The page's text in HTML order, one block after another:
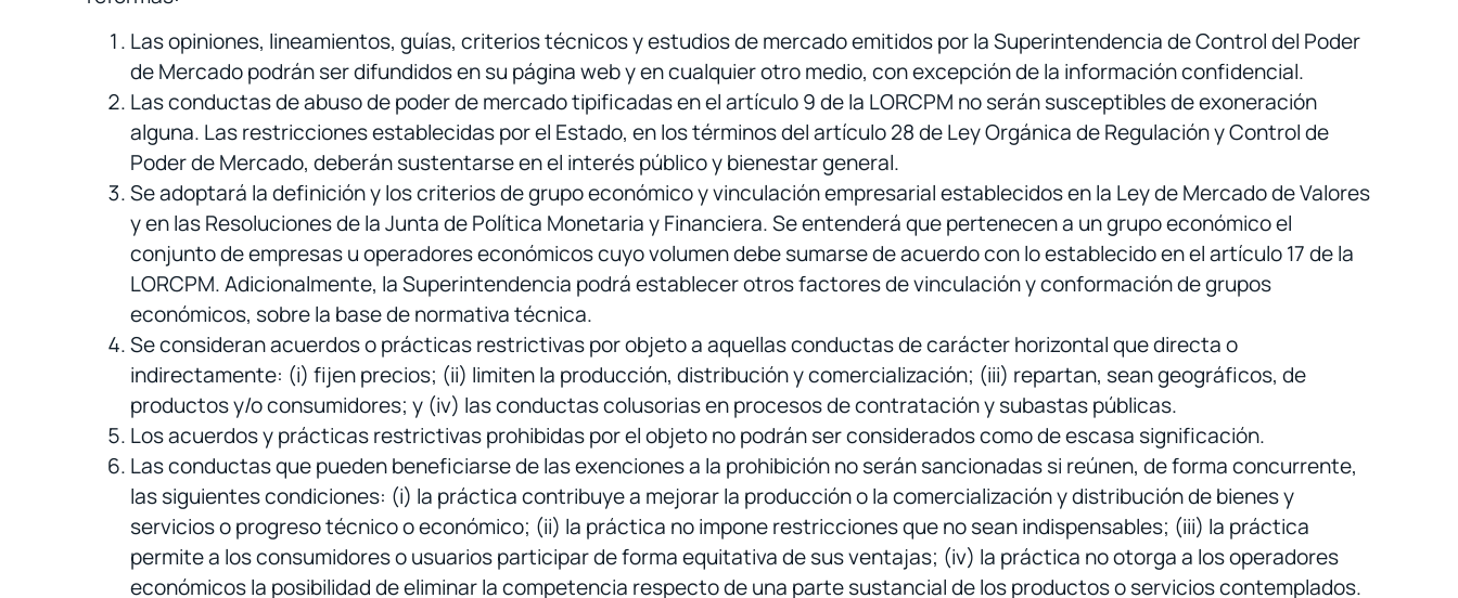
Las opiniones, lineamientos, guías, criterios técnicos y estudios de mercado emitidos por la Superintendencia de Control del Poder
de Mercado podrán ser difundidos en su página web y en cualquier otro medio, con excepción de la información confidencial.
Las conductas de abuso de poder de mercado tipificadas en el artículo 9 de la LORCPM no serán susceptibles de exoneración
alguna. Las restricciones establecidas por el Estado, en los términos del artículo 28 de Ley Orgánica de Regulación y Control de
Poder de Mercado, deberán sustentarse en el interés público y bienestar general.
Se adoptará la definición y los criterios de grupo económico y vinculación empresarial establecidos en la Ley de Mercado de Valores
y en las Resoluciones de la Junta de Política Monetaria y Financiera. Se entenderá que pertenecen a un grupo económico el
conjunto de empresas u operadores económicos cuyo volumen debe sumarse de acuerdo con lo establecido en el artículo 17 de la
LORCPM. Adicionalmente, la Superintendencia podrá establecer otros factores de vinculación y conformación de grupos
económicos, sobre la base de normativa técnica.
Se consideran acuerdos o prácticas restrictivas por objeto a aquellas conductas de carácter horizontal que directa o
indirectamente: (i) fijen precios; (ii) limiten la producción, distribución y comercialización; (iii) repartan, sean geográficos, de
productos y/o consumidores; y (iv) las conductas colusorias en procesos de contratación y subastas públicas.
Los acuerdos y prácticas restrictivas prohibidas por el objeto no podrán ser considerados como de escasa significación.
Las conductas que pueden beneficiarse de las exenciones a la prohibición no serán sancionadas si reúnen, de forma concurrente,
las siguientes condiciones: (i) la práctica contribuye a mejorar la producción o la comercialización y distribución de bienes y
servicios o progreso técnico o económico; (ii) la práctica no impone restricciones que no sean indispensables; (iii) la práctica
permite a los consumidores o usuarios participar de forma equitativa de sus ventajas; (iv) la práctica no otorga a los operadores
económicos la posibilidad de eliminar la competencia respecto de una parte sustancial de los productos o servicios contemplados.